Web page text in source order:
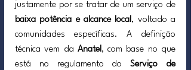
baixa potência e alcance local, voltado a
comunidades específicas. A definição
técnica vem da Anatel, com base no que
está no regulamento do Serviço de